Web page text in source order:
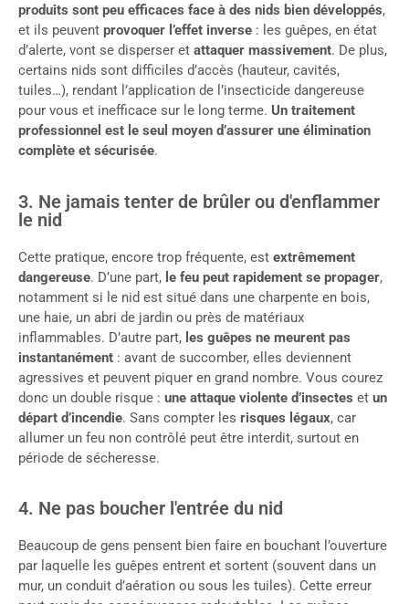
produits sont peu efficaces face à des nids bien développés,
et ils peuvent provoquer l’effet inverse : les guêpes, en état
d’alerte, vont se disperser et attaquer massivement. De plus,
certains nids sont difficiles d’accès (hauteur, cavités,
tuiles…), rendant l’application de l’insecticide dangereuse
pour vous et inefficace sur le long terme. Un traitement
professionnel est le seul moyen d’assurer une élimination
complète et sécurisée.
3. Ne jamais tenter de brûler ou d'enflammer
le nid
Cette pratique, encore trop fréquente, est extrêmement
dangereuse. D’une part, le feu peut rapidement se propager,
notamment si le nid est situé dans une charpente en bois,
une haie, un abri de jardin ou près de matériaux
inflammables. D’autre part, les guêpes ne meurent pas
instantanément : avant de succomber, elles deviennent
agressives et peuvent piquer en grand nombre. Vous courez
donc un double risque : une attaque violente d’insectes et un
départ d’incendie. Sans compter les risques légaux, car
allumer un feu non contrôlé peut être interdit, surtout en
période de sécheresse.
4. Ne pas boucher l'entrée du nid
Beaucoup de gens pensent bien faire en bouchant l’ouverture
par laquelle les guêpes entrent et sortent (souvent dans un
mur, un conduit d’aération ou sous les tuiles). Cette erreur